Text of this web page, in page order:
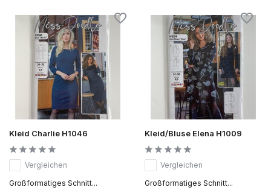
Kleid Charlie H1046
Vergleichen
Großformatiges Schnitt...
Kleid/Bluse Elena H1009
Vergleichen
Großformatiges Schnitt...